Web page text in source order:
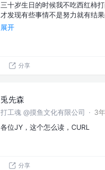
三十岁生日的时候我不吃西红柿
才发现有些事情不是努力就有结
展开
分享
兎先森
打工魂 @摸鱼文化有限公司 · 3
各位JY，这个怎么读，CURL
分享